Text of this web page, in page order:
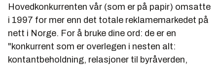
Hovedkonkurrenten vår (som er på papir) omsatte
i 1997 for mer enn det totale reklamemarkedet på
nett i Norge. For å bruke dine ord: de er en
"konkurrent som er overlegen i nesten alt:
kontantbeholdning, relasjoner til byråverden,